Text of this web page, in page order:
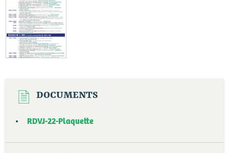
DOCUMENTS
RDVJ-22-Plaquette